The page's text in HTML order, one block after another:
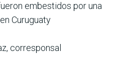
embestidos por una
Curuguaty
corresponsal